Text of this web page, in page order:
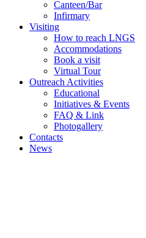
Canteen/Bar
Infirmary
Visiting
How to reach LNGS
Accommodations
Book a visit
Virtual Tour
Outreach Activities
Educational
Initiatives & Events
FAQ & Link
Photogallery
Contacts
News